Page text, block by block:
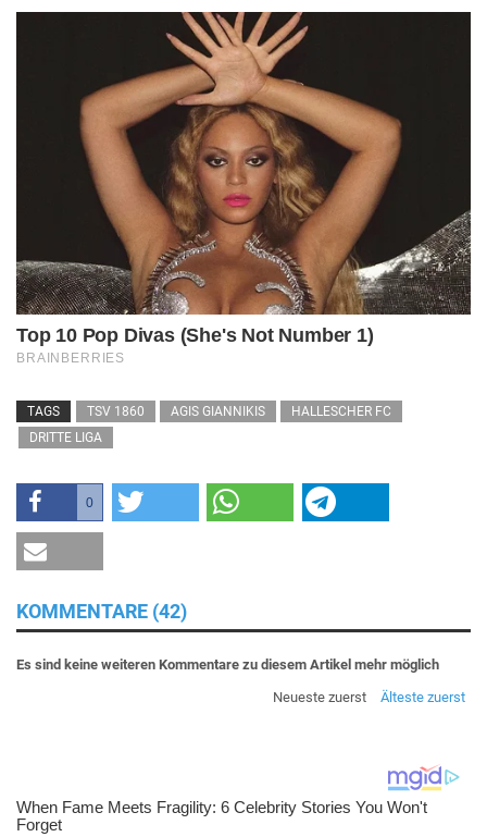
TAGS TSV 1860 AGIS GIANNIKIS
HALLESCHER FC
DRITTE LIGA
0
KOMMENTARE (42)
Es sind keine weiteren Kommentare zu diesem Artikel mehr möglich
Neueste zuerst
Älteste zuerst